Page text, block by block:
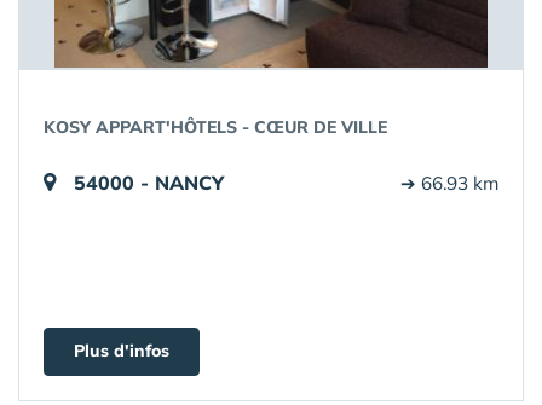
KOSY APPART'HÔTELS - CŒUR DE VILLE
54000 - NANCY ➔ 66.93 km
Plus d'infos